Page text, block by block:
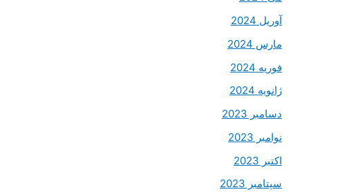
آوریل 2024
مارس 2024
فوریه 2024
ژانویه 2024
دسامبر 2023
نوامبر 2023
اکتبر 2023
سپتامبر 2023